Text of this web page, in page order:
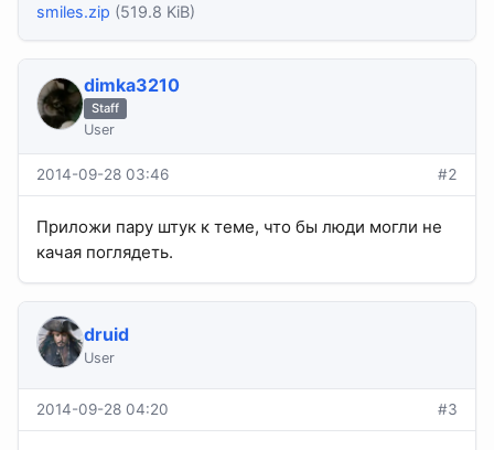
smiles.zip (519.8 KiB)
dimka3210
Staff
User
2014-09-28 03:46 #2
Приложи пару штук к теме, что бы люди могли не
качая поглядеть.
druid
User
2014-09-28 04:20 #3